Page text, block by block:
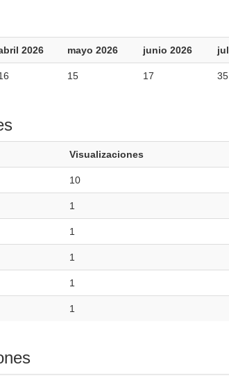
2026 mayo 2026 junio 2026
15 17 35
Visualizaciones
10
1
1
1
1
1